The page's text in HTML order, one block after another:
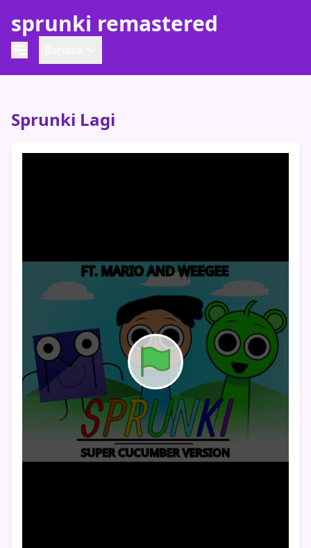
sprunki remastered
Sprunki Lagi